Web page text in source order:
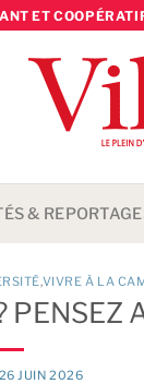
ET
&
,VIVRE À LA
PENSEZ
26 JUIN 2026